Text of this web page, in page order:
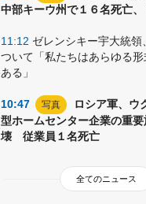
中部キーウ州で１６名死亡
11:12 ゼレンシキー宇大統領
ついて「私たちはあらゆる
ある」
10:47 写真
ロシア軍、ウ
型ホームセンター企業の重
壊 従業員１名死亡
全てのニュース